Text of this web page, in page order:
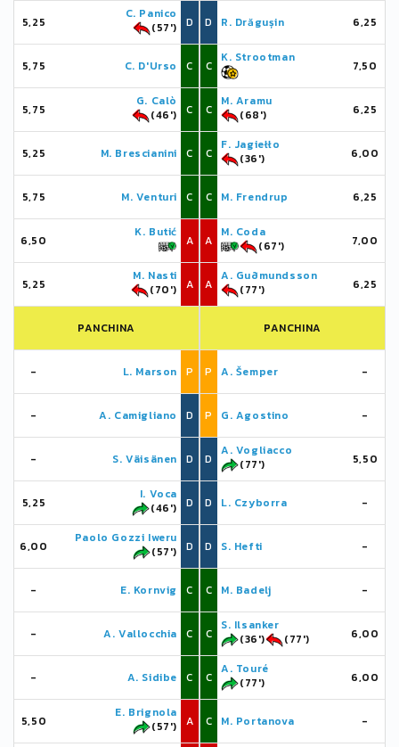
5,25
C. Panico
(57')
D
5,75 C. D'Urso C
5,75
G. Calò
(46')
C
5,25 M. Brescianini C
5,75 M. Venturi C
6,50
K. Butić
A
5,25
M. Nasti
(70')
A
PANCHINA
- L. Marson P
- A. Camigliano D
- S. Väisänen D
5,25
I. Voca
(46')
D
6,00
Paolo Gozzi Iweru
(57')
D
- E. Kornvig C
- A. Vallocchia C
- A. Sidibe C
5,50
E. Brignola
(57')
A
D R. Drăgușin 6,25
C
K. Strootman
7,50
C
M. Aramu
(68')
6,25
C
F. Jagiełło
(36')
6,00
C M. Frendrup 6,25
A
M. Coda
(67')
7,00
A
A. Guðmundsson
(77')
6,25
PANCHINA
P A. Šemper -
P G. Agostino -
D
A. Vogliacco
(77')
5,50
D L. Czyborra -
D S. Hefti -
C M. Badelj -
C
S. Ilsanker
(36')
(77') 6,00
C
A. Touré
(77')
6,00
C M. Portanova -